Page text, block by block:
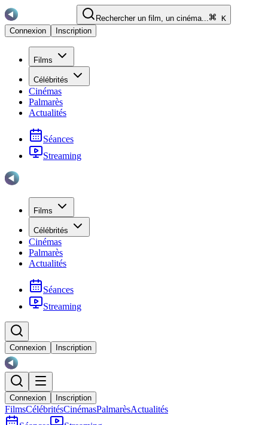
Rechercher un film, un cinéma...
K
Connexion
Inscription
Films
Célébrités
Cinémas
Palmarès
Actualités
Séances
Streaming
Films
Célébrités
Cinémas
Palmarès
Actualités
Séances
Streaming
Connexion Inscription
Connexion Inscription
FilmsCélébritésCinémasPalmarèsActualités